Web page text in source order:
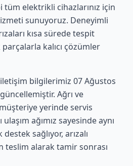
tüm elektrikli cihazlarınız için
sunuyoruz. Deneyimli
kısa sürede tespit
kalıcı çözümler
iletişim bilgilerimiz 07 Ağustos
Ağrı ve
yerinde servis
ağımız sayesinde aynı
sağlıyor, arızalı
teslim alarak tamir sonrası